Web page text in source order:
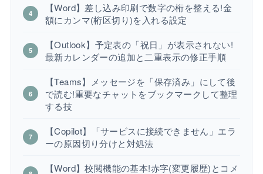
【Word】差し込み印刷で数字の桁を整える!金
額にカンマ(桁区切り)を入れる設定
【Outlook】予定表の「祝日」が表示されない!
最新カレンダーの追加と二重表示の修正手順
【Teams】メッセージを「保存済み」にして後
で読む!重要なチャットをブックマークして整理
する技
【Copilot】「サービスに接続できません」エラ
ーの原因切り分けと対処法
【Word】校閲機能の基本!赤字(変更履歴)とコメ